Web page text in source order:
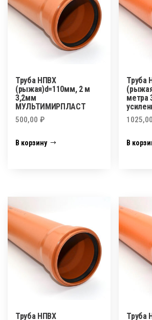
Труба НПВХ
(рыжая)d=110мм, 2 м
3,2мм
МУЛЬТИМИРПЛАСТ
500,00 ₽
В корзину
Труба
метра
В
Труба НПВХ
Труба